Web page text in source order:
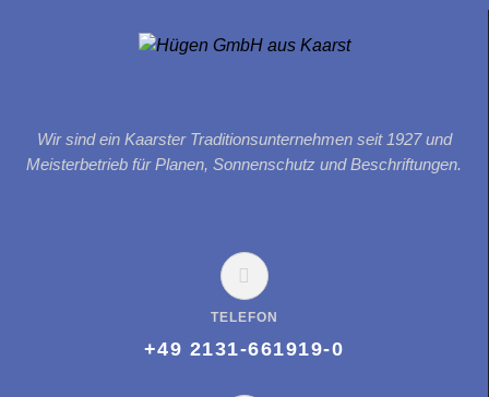
Wir sind ein Kaarster Traditionsunternehmen seit 1927 und
Meisterbetrieb für Planen, Sonnenschutz und Beschriftungen.
TELEFON
+49 2131-661919-0